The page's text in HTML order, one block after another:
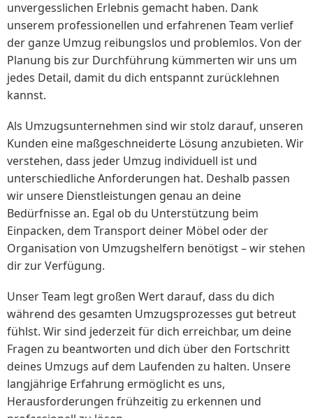
unvergesslichen Erlebnis gemacht haben. Dank
unserem professionellen und erfahrenen Team verlief
der ganze Umzug reibungslos und problemlos. Von der
Planung bis zur Durchführung kümmerten wir uns um
jedes Detail, damit du dich entspannt zurücklehnen
kannst.
Als Umzugsunternehmen sind wir stolz darauf, unseren
Kunden eine maßgeschneiderte Lösung anzubieten. Wir
verstehen, dass jeder Umzug individuell ist und
unterschiedliche Anforderungen hat. Deshalb passen
wir unsere Dienstleistungen genau an deine
Bedürfnisse an. Egal ob du Unterstützung beim
Einpacken, dem Transport deiner Möbel oder der
Organisation von Umzugshelfern benötigst – wir stehen
dir zur Verfügung.
Unser Team legt großen Wert darauf, dass du dich
während des gesamten Umzugsprozesses gut betreut
fühlst. Wir sind jederzeit für dich erreichbar, um deine
Fragen zu beantworten und dich über den Fortschritt
deines Umzugs auf dem Laufenden zu halten. Unsere
langjährige Erfahrung ermöglicht es uns,
Herausforderungen frühzeitig zu erkennen und